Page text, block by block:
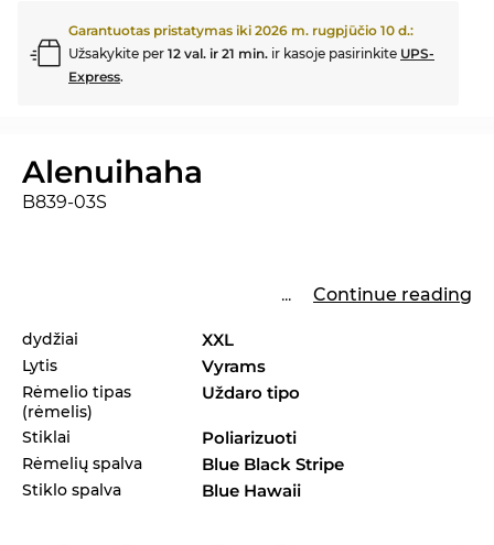
Garantuotas pristatymas iki 2026 m. rugpjūčio 10 d.:
Užsakykite per 12 val. ir 21 min. ir kasoje pasirinkite UPS-
Express.
Alenuihaha
B839-03S
... Continue reading
dydžiai XXL
Lytis Vyrams
Rėmelio tipas
(rėmelis)
Uždaro tipo
Stiklai Poliarizuoti
Rėmelių spalva Blue Black Stripe
Stiklo spalva Blue Hawaii